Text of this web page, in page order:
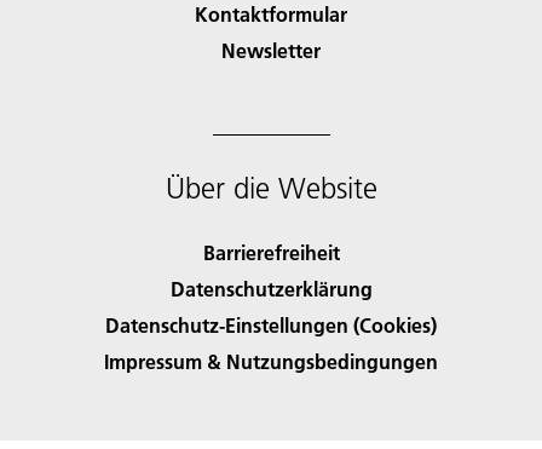
Kontaktformular
Newsletter
Über die Website
Barrierefreiheit
Datenschutzerklärung
Datenschutz-Einstellungen (Cookies)
Impressum & Nutzungsbedingungen